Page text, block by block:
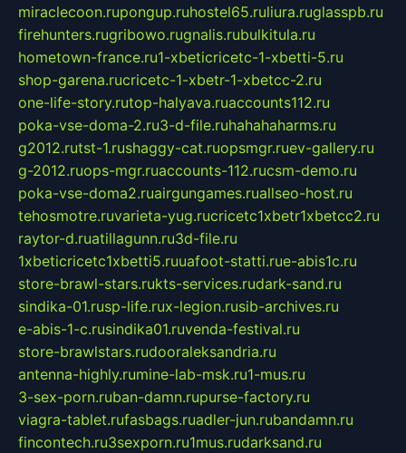
miraclecoon.rupongup.ruhostel65.ruliura.ruglasspb.ru
firehunters.rugribowo.rugnalis.rubulkitula.ru
hometown-france.ru1-xbeticricetc-1-xbetti-5.ru
shop-garena.rucricetc-1-xbetr-1-xbetcc-2.ru
one-life-story.rutop-halyava.ruaccounts112.ru
poka-vse-doma-2.ru3-d-file.ruhahahaharms.ru
g2012.rutst-1.rushaggy-cat.ruopsmgr.ruev-gallery.ru
g-2012.ruops-mgr.ruaccounts-112.rucsm-demo.ru
poka-vse-doma2.ruairgungames.ruallseo-host.ru
tehosmotre.ruvarieta-yug.rucricetc1xbetr1xbetcc2.ru
raytor-d.ruatillagunn.ru3d-file.ru
1xbeticricetc1xbetti5.ruuafoot-statti.rue-abis1c.ru
store-brawl-stars.rukts-services.rudark-sand.ru
sindika-01.rusp-life.rux-legion.rusib-archives.ru
e-abis-1-c.rusindika01.ruvenda-festival.ru
store-brawlstars.rudooraleksandria.ru
antenna-highly.rumine-lab-msk.ru1-mus.ru
3-sex-porn.ruban-damn.rupurse-factory.ru
viagra-tablet.rufasbags.ruadler-jun.rubandamn.ru
fincontech.ru3sexporn.ru1mus.rudarksand.ru